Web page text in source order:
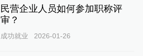
民营企业人员如何参加职称评
审？
成功就业 2026-01-26